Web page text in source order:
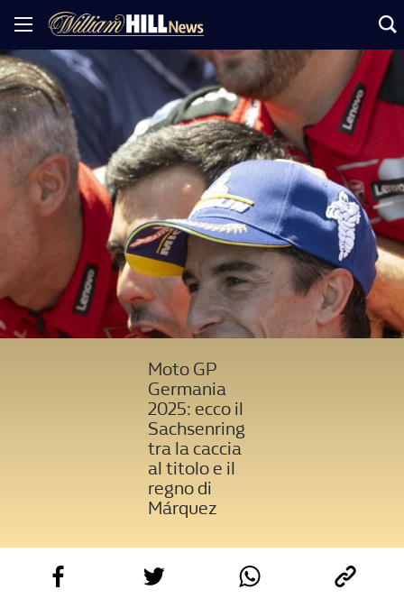
Moto GP
Germania
2025: ecco il
Sachsenring
tra la caccia
al titolo e il
regno di
Márquez